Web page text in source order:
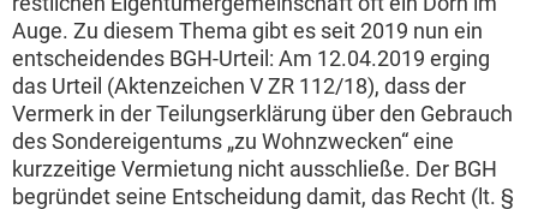
Auge. Zu diesem Thema gibt es seit 2019 nun ein
entscheidendes BGH-Urteil: Am 12.04.2019 erging
das Urteil (Aktenzeichen V ZR 112/18), dass der
Vermerk in der Teilungserklärung über den Gebrauch
des Sondereigentums „zu Wohnzwecken“ eine
kurzzeitige Vermietung nicht ausschließe. Der BGH
begründet seine Entscheidung damit, das Recht (lt. §